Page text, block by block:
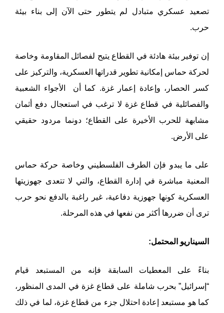
تصعيد عسكري متبادل لم يتطور حتى الآن إلى بناء بيئة
حرب.
إن توفير بيئة هادئة في القطاع يتيح لفصائل المقاومة وخاصة
لحركة حماس إمكانية تطوير قدراتها العسكرية، والتركيز على
كسر الحصار، وإعادة إعمار غزة. كما أن الأجواء الشعبية
والفصائلية في قطاع غزة لا ترغب في استعجال دفع أثمان
مشابهة للحرب الأخيرة على القطاع؛ دونما مردود حقيقي
على الأرض.
على ما يبدو فإن الطرف الفلسطيني وخاصة حركة حماس
المعنية مباشرة في إدارة القطاع، والتي لا تتعدى جهوزيتها
العسكرية كونها جهوزية دفاعية، غير راغبة بالدفع نحو حرب
ترى أن ضررها أكثر من نفعها في هذه المرحلة.
السيناريو المحتمل:
بناءً على المعطيات السابقة فإنه من المستبعد قيام
“إسرائيل” بحرب شاملة على قطاع غزة في المدى المنظور،
كما هو مستبعد إعادة احتلال جزء من قطاع غزة، لما في ذلك